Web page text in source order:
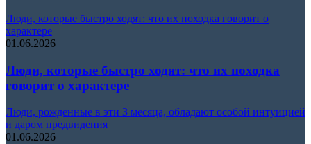
Люди, которые быстро ходят: что их походка говорит о
характере
01.06.2026
Люди, которые быстро ходят: что их походка
говорит о характере
Люди, рожденные в эти 3 месяца, обладают особой интуицией
и даром предвидения
01.06.2026